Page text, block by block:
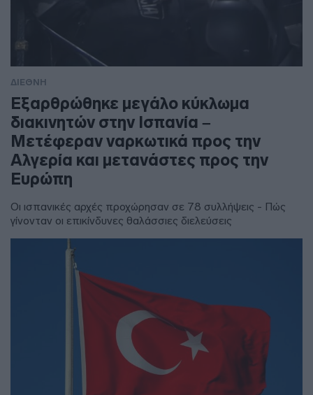
ΔΙΕΘΝΗ
Εξαρθρώθηκε μεγάλο κύκλωμα
διακινητών στην Ισπανία –
Μετέφεραν ναρκωτικά προς την
Αλγερία και μετανάστες προς την
Ευρώπη
Οι ισπανικές αρχές προχώρησαν σε 78 συλλήψεις - Πώς
γίνονταν οι επικίνδυνες θαλάσσιες διελεύσεις